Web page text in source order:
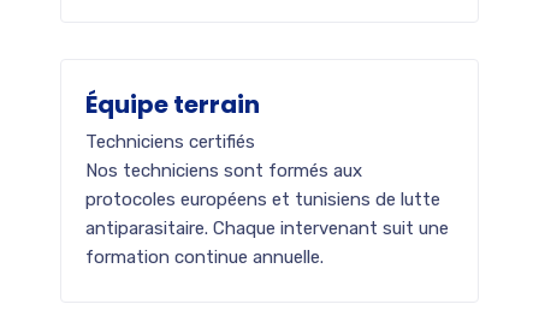
Équipe terrain
Techniciens certifiés
Nos techniciens sont formés aux
protocoles européens et tunisiens de lutte
antiparasitaire. Chaque intervenant suit une
formation continue annuelle.